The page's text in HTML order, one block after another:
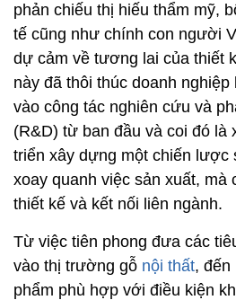
phản chiếu thị hiếu thẩm mỹ,
tế cũng như chính con người
dự cảm về tương lai của thiết
này đã thôi thúc doanh
vào công tác nghiên cứu và
(R&D) từ ban đầu và coi đó là
triển xây dựng một chiến lược
xoay quanh việc sản xuất, mà
thiết kế và kết nối liên ngành.
Từ việc tiên phong đưa các
vào thị trường gỗ nội thất, đến
phẩm phù hợp với điều kiện